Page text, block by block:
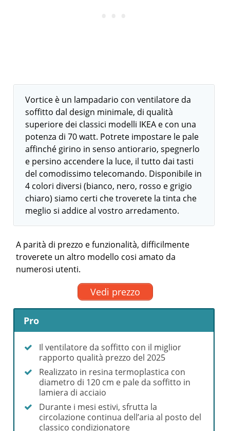
Vortice è un lampadario con ventilatore da
soffitto dal design minimale, di qualità
superiore dei classici modelli IKEA e con una
potenza di 70 watt. Potrete impostare le pale
affinché girino in senso antiorario, spegnerlo
e persino accendere la luce, il tutto dai tasti
del comodissimo telecomando. Disponibile in
4 colori diversi (bianco, nero, rosso e grigio
chiaro) siamo certi che troverete la tinta che
meglio si addice al vostro arredamento.
A parità di prezzo e funzionalità, difficilmente
troverete un altro modello cosi amato da
numerosi utenti.
Vedi prezzo
Pro
Il ventilatore da soffitto con il miglior
rapporto qualità prezzo del 2025
Realizzato in resina termoplastica con
diametro di 120 cm e pale da soffitto in
lamiera di acciaio
Durante i mesi estivi, sfrutta la
circolazione continua dell’aria al posto del
classico condizionatore